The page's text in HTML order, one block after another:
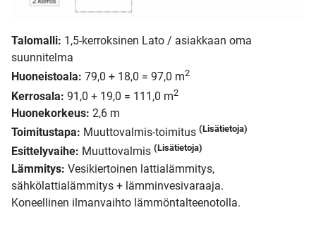
Talomalli: 1,5-kerroksinen Lato / asiakkaan oma
suunnitelma
Huoneistoala: 79,0 + 18,0 = 97,0 m2
Kerrosala: 91,0 + 19,0 = 111,0 m2
Huonekorkeus: 2,6 m
Toimitustapa: Muuttovalmis-toimitus (Lisätietoja)
Esittelyvaihe: Muuttovalmis (Lisätietoja)
Lämmitys: Vesikiertoinen lattialämmitys,
sähkölattialämmitys + lämminvesivaraaja.
Koneellinen ilmanvaihto lämmöntalteenotolla.